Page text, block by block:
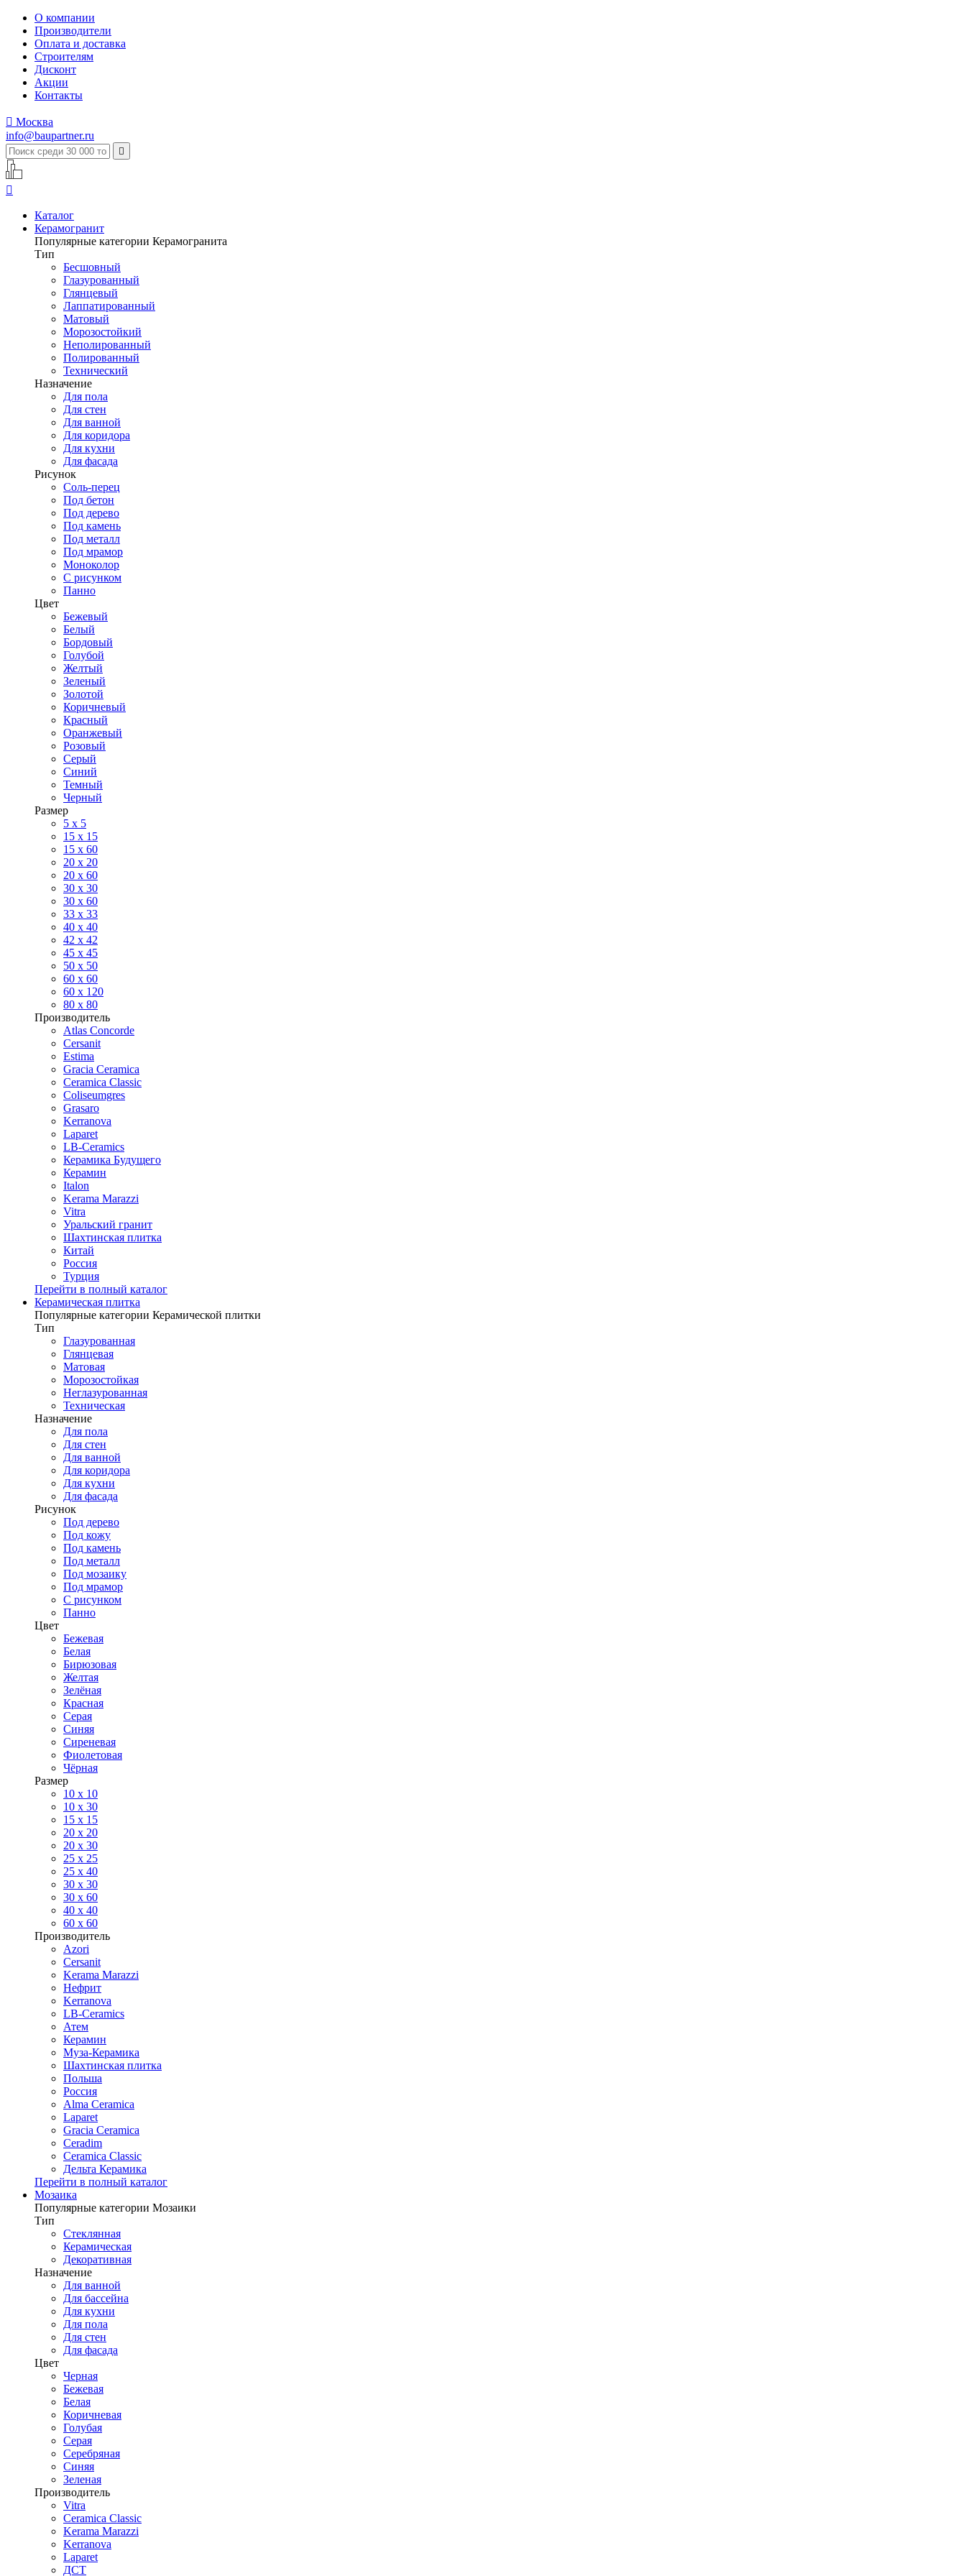
О компании
Производители
Оплата и доставка
Строителям
Дисконт
Акции
Контакты
 Москва
info@baupartner.ru


Каталог
Керамогранит
Популярные категории Керамогранита
Тип
Бесшовный
Глазурованный
Глянцевый
Лаппатированный
Матовый
Морозостойкий
Неполированный
Полированный
Технический
Назначение
Для пола
Для стен
Для ванной
Для коридора
Для кухни
Для фасада
Рисунок
Соль-перец
Под бетон
Под дерево
Под камень
Под металл
Под мрамор
Моноколор
С рисунком
Панно
Цвет
Бежевый
Белый
Бордовый
Голубой
Желтый
Зеленый
Золотой
Коричневый
Красный
Оранжевый
Розовый
Серый
Синий
Темный
Черный
Размер
5 x 5
15 x 15
15 x 60
20 х 20
20 x 60
30 х 30
30 x 60
33 x 33
40 х 40
42 x 42
45 x 45
50 x 50
60 х 60
60 x 120
80 x 80
Производитель
Atlas Concorde
Cersanit
Estima
Gracia Ceramica
Ceramica Classic
Coliseumgres
Grasaro
Kerranova
Laparet
LB-Ceramics
Керамика Будущего
Керамин
Italon
Kerama Marazzi
Vitra
Уральский гранит
Шахтинская плитка
Китай
Россия
Турция
Перейти в полный каталог
Керамическая плитка
Популярные категории Керамической плитки
Тип
Глазурованная
Глянцевая
Матовая
Морозостойкая
Неглазурованная
Техническая
Назначение
Для пола
Для стен
Для ванной
Для коридора
Для кухни
Для фасада
Рисунок
Под дерево
Под кожу
Под камень
Под металл
Под мозаику
Под мрамор
С рисунком
Панно
Цвет
Бежевая
Белая
Бирюзовая
Желтая
Зелёная
Красная
Серая
Синяя
Сиреневая
Фиолетовая
Чёрная
Размер
10 х 10
10 x 30
15 x 15
20 х 20
20 x 30
25 x 25
25 x 40
30 x 30
30 х 60
40 х 40
60 х 60
Производитель
Azori
Cersanit
Kerama Marazzi
Нефрит
Kerranova
LB-Ceramics
Атем
Керамин
Муза-Керамика
Шахтинская плитка
Польша
Россия
Alma Ceramica
Laparet
Gracia Ceramica
Ceradim
Ceramica Classic
Дельта Керамика
Перейти в полный каталог
Мозаика
Популярные категории Мозаики
Тип
Стеклянная
Керамическая
Декоративная
Назначение
Для ванной
Для бассейна
Для кухни
Для пола
Для стен
Для фасада
Цвет
Черная
Бежевая
Белая
Коричневая
Голубая
Серая
Серебряная
Синяя
Зеленая
Производитель
Vitra
Ceramica Classic
Kerama Marazzi
Kerranova
Laparet
ДСТ